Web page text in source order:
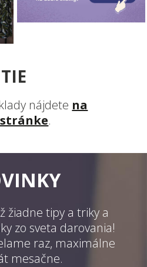
nájdete na
.
žiadne tipy a triky a
zo sveta darovania!
raz, maximálne
mesačne.